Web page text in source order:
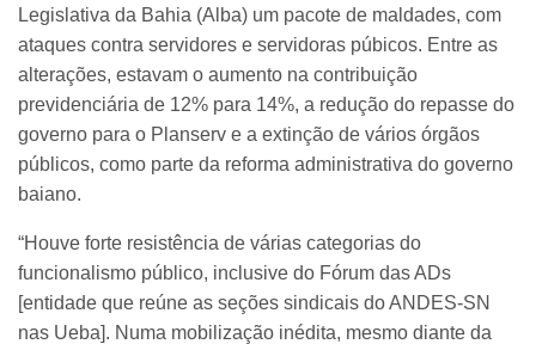
Legislativa da Bahia (Alba) um pacote de maldades, com
ataques contra servidores e servidoras púbicos. Entre as
alterações, estavam o aumento na contribuição
previdenciária de 12% para 14%, a redução do repasse do
governo para o Planserv e a extinção de vários órgãos
públicos, como parte da reforma administrativa do governo
baiano.
“Houve forte resistência de várias categorias do
funcionalismo público, inclusive do Fórum das ADs
[entidade que reúne as seções sindicais do ANDES-SN
nas Ueba]. Numa mobilização inédita, mesmo diante da